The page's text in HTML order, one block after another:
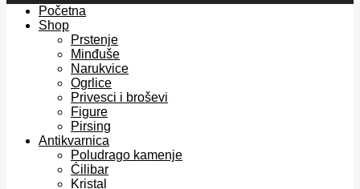
Početna
Shop
Prstenje
Minđuše
Narukvice
Ogrlice
Privesci i broševi
Figure
Pirsing
Antikvarnica
Poludrago kamenje
Ćilibar
Kristal